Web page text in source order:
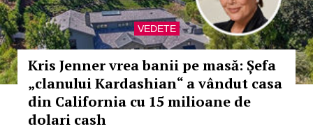
VEDETE
Kris Jenner vrea banii pe masă: Șefa
„clanului Kardashian“ a vândut casa
din California cu 15 milioane de
dolari cash